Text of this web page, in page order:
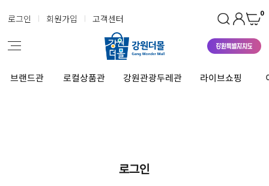
로그인 회원가입 고객센터 0
브랜드관 로컬상품관 강원관광두레관 라이브쇼핑
로그인